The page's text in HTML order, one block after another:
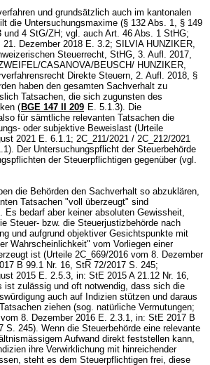
und grundsätzlich auch im kantonalen
die Untersuchungsmaxime (§ 132 Abs. 1, § 149
und 4 StG/ZH; vgl. auch Art. 46 Abs. 1 StHG;
21. Dezember 2018 E. 3.2; SILVIA HUNZIKER,
Steuerrecht, StHG, 3. Aufl. 2017,
CASANOVA/BEUSCH/ HUNZIKER,
Direkte Steuern, 2. Aufl. 2018, §
haben den gesamten Sachverhalt zu
Tatsachen, die sich zugunsten des
( BGE 147 II 209 E. 5.1.3). Die
für sämtliche relevanten Tatsachen die
oder subjektive Beweislast (Urteile
2021 E. 6.1.1; 2C_211/2021 / 2C_212/2021
Der Untersuchungspflicht der Steuerbehörde
der Steuerpflichtigen gegenüber (vgl.
die Behörden den Sachverhalt so abzuklären,
Tatsachen "voll überzeugt" sind
Es bedarf aber keiner absoluten Gewissheit,
Steuer- bzw. die Steuerjustizbehörde nach
und aufgrund objektiver Gesichtspunkte mit
Wahrscheinlichkeit" vom Vorliegen einer
ist (Urteile 2C_669/2016 vom 8. Dezember
B 99.1 Nr. 16, StR 72/2017 S. 245;
2015 E. 2.5.3, in: StE 2015 A 21.12 Nr. 16,
ist zulässig und oft notwendig, dass sich die
auch auf Indizien stützen und daraus
ziehen (sog. natürliche Vermutungen;
8. Dezember 2016 E. 2.3.1, in: StE 2017 B
S. 245). Wenn die Steuerbehörde eine relevante
Aufwand direkt feststellen kann,
ihre Verwirklichung mit hinreichender
steht es dem Steuerpflichtigen frei, diese